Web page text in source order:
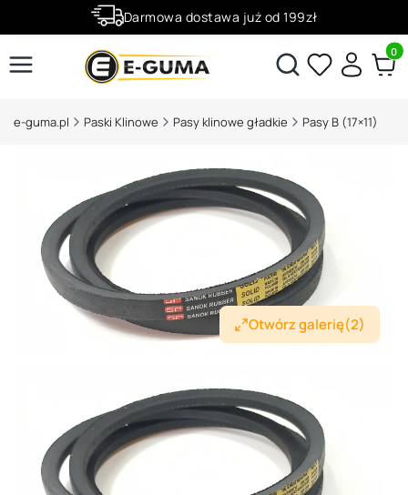
Darmowa dostawa już od 199zł
Rabaty -50% na wybrane produktyOtwórz wyszukiwarkę
e-guma.pl Paski Klinowe Pasy klinowe gładkie Pasy B (17×11)
Otwórz galerię(2)